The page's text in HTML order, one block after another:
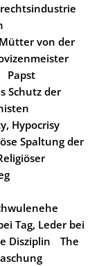
Mütter von der
Papst
Schutz der
Hypocrisy
Spaltung der
Tag, Leder bei
Disziplin
The